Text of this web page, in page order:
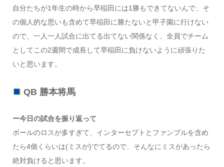
自分たちが1年生の時から早稲田には1勝もできてないんで、そ
の個人的な思いも含めて早稲田に勝たないと甲子園に行けない
ので、一人一人試合に出てる出てない関係なく、全員でチーム
としてこの2週間で成長して早稲田に負けないように頑張りた
いと思います。
QB 勝本将馬
ー今日の試合を振り返って
ボールのロスが多すぎて、インターセプトとファンブルを含め
たら4個くらいは(ミスが)でてるので、そんなにミスがあったら
絶対負けると思います。